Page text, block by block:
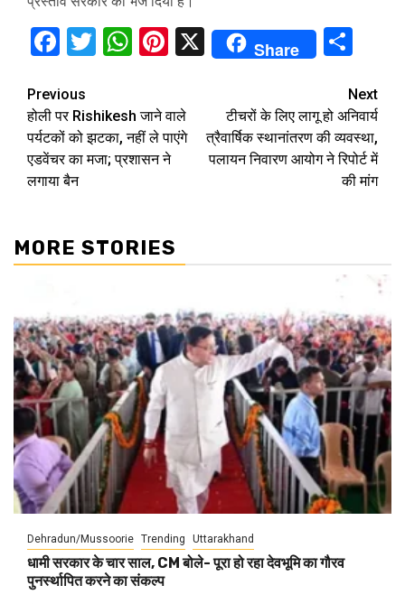
Facebook
Twitter
WhatsApp
Pinterest
X Share
Continue
Reading
Previous
होली पर Rishikesh जाने वाले
पर्यटकों को झटका, नहीं ले पाएंगे
एडवेंचर का मजा; प्रशासन ने
लगाया बैन
Next
टीचरों के लिए लागू हो अनिवार्य
त्रैवार्षिक स्थानांतरण की व्यवस्था,
पलायन निवारण आयोग ने रिपोर्ट में
की मांग
MORE STORIES
Dehradun/Mussoorie Trending Uttarakhand
धामी सरकार के चार साल, CM बोले- पूरा हो रहा देवभूमि का गौरव
पुनर्स्थापित करने का संकल्प